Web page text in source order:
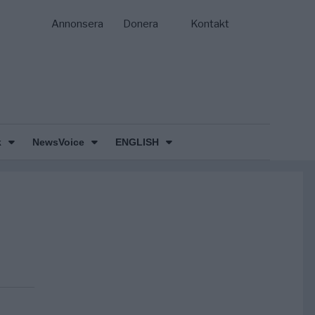
Annonsera Donera Kontakt
NewsVoice ENGLISH